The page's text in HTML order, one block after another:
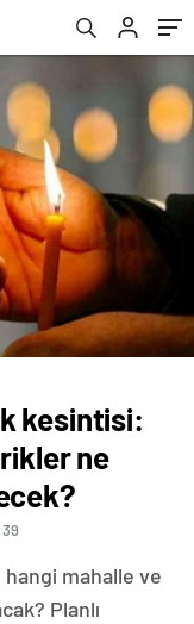
kesintisi:
ne
mahalle ve
Planlı